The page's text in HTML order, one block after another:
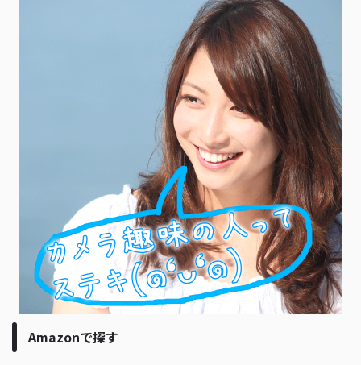
Amazonで探す